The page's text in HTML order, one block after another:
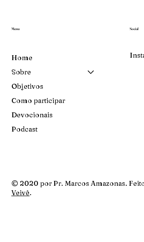
Menu
Home
Sobre
Objetivos
Como participar
Devocionais
Podcast
Social
© 2020 por Pr. Marcos Amazonas.
Veivê.